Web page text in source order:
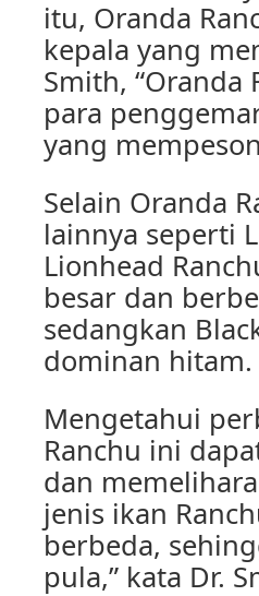
itu, Oranda
kepala yang
Smith,
para
yang
Selain Oranda
lainnya seperti
Lionhead
besar dan
sedangkan
dominan hitam.
Mengetahui
Ranchu ini
dan
jenis ikan
berbeda,
pula,” kata Dr.